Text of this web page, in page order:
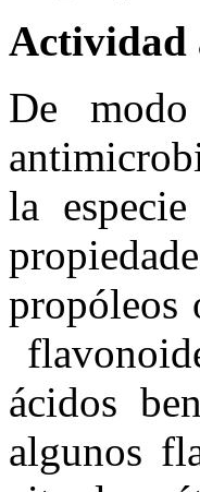
Actividad
De
la
propóleos
ácidos
algunos